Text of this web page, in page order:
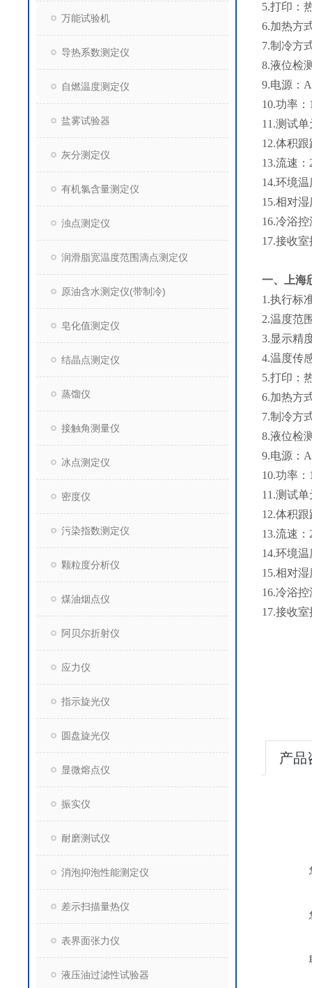
万能试验机
导热系数测定仪
自燃温度测定仪
盐雾试验器
灰分测定仪
有机氯含量测定仪
浊点测定仪
润滑脂宽温度范围滴点测定仪
原油含水测定仪(带制冷)
皂化值测定仪
结晶点测定仪
蒸馏仪
接触角测量仪
冰点测定仪
密度仪
污染指数测定仪
颗粒度分析仪
煤油烟点仪
阿贝尔折射仪
应力仪
指示旋光仪
圆盘旋光仪
显微熔点仪
振实仪
耐磨测试仪
消泡抑泡性能测定仪
差示扫描量热仪
表界面张力仪
液压油过滤性试验器
5.打印：
6.加热方
7.制冷方
8.液位检
9.电源：
10.功率：
11.测试
12.体积跟
13.流速
14.环境
15.相对
16.冷浴
17.接收
一、
上海
1.执行标
2.温度范
3.显示精
4.温度传
5.打印：
6.加热方
7.制冷方
8.液位检
9.电源：
10.功率：
11.测试
12.体积跟
13.流速
14.环境
15.相对
16.冷浴
17.接收
产品